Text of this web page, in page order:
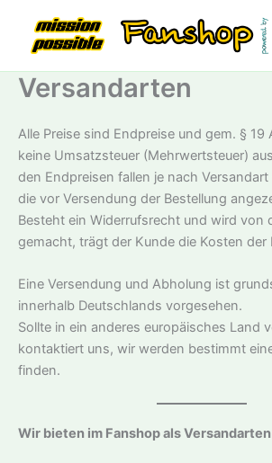
springen
Versandarten
Alle Preise sind Endpreise und gem. § 19
keine Umsatzsteuer (Mehrwertsteuer)
den Endpreisen fallen je nach
die vor Versendung der Bestellung
Besteht ein Widerrufsrecht und wird von
gemacht, trägt der Kunde die Kosten der
Eine Versendung und Abholung ist
innerhalb Deutschlands vorgesehen.
Sollte in ein anderes europäisches Land
kontaktiert uns, wir werden bestimmt
finden.
Wir bieten im Fanshop als